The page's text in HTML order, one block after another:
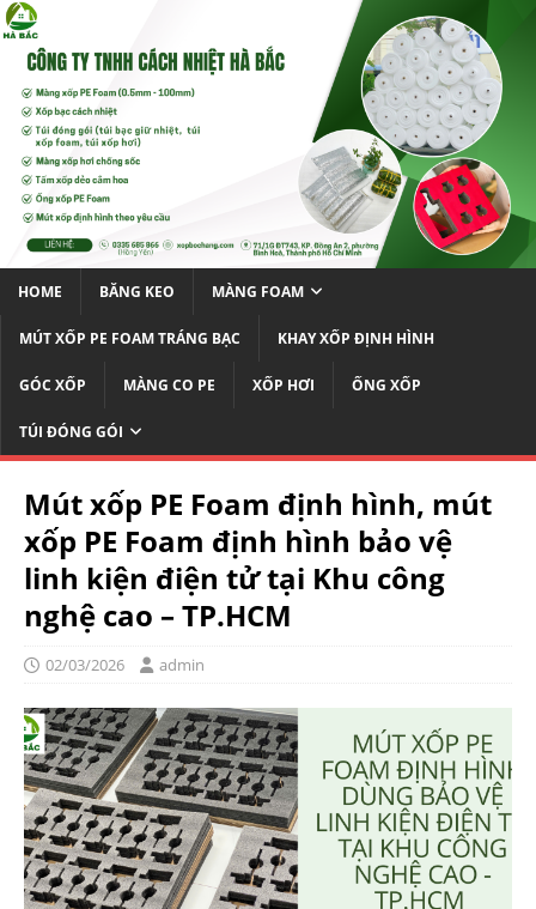
HOME BĂNG KEO MÀNG FOAM
MÚT XỐP PE FOAM TRÁNG BẠC KHAY XỐP ĐỊNH HÌNH
GÓC XỐP MÀNG CO PE XỐP HƠI ỐNG XỐP
TÚI ĐÓNG GÓI
Mút xốp PE Foam định hình, mút
xốp PE Foam định hình bảo vệ
linh kiện điện tử tại Khu công
nghệ cao – TP.HCM
02/03/2026 admin